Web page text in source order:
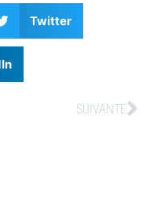
Twitter
SUIVANTE